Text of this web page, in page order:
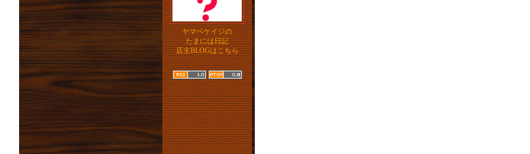
ヤマベケイジの
たまには日記
店主BLOGはこちら